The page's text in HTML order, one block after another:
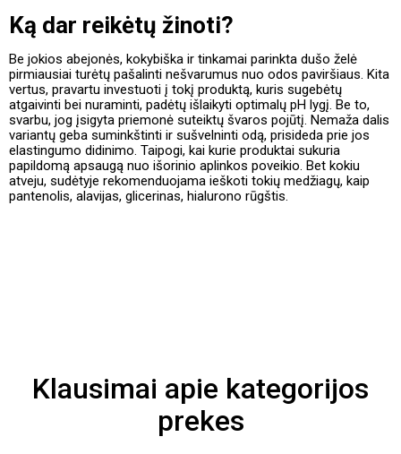
Ką dar reikėtų žinoti?
Be jokios abejonės, kokybiška ir tinkamai parinkta dušo želė
pirmiausiai turėtų pašalinti nešvarumus nuo odos paviršiaus. Kita
vertus, pravartu investuoti į tokį produktą, kuris sugebėtų
atgaivinti bei nuraminti, padėtų išlaikyti optimalų pH lygį. Be to,
svarbu, jog įsigyta priemonė suteiktų švaros pojūtį. Nemaža dalis
variantų geba suminkštinti ir sušvelninti odą, prisideda prie jos
elastingumo didinimo. Taipogi, kai kurie produktai sukuria
papildomą apsaugą nuo išorinio aplinkos poveikio. Bet kokiu
atveju, sudėtyje rekomenduojama ieškoti tokių medžiagų, kaip
pantenolis, alavijas, glicerinas, hialurono rūgštis.
Klausimai apie kategorijos
prekes